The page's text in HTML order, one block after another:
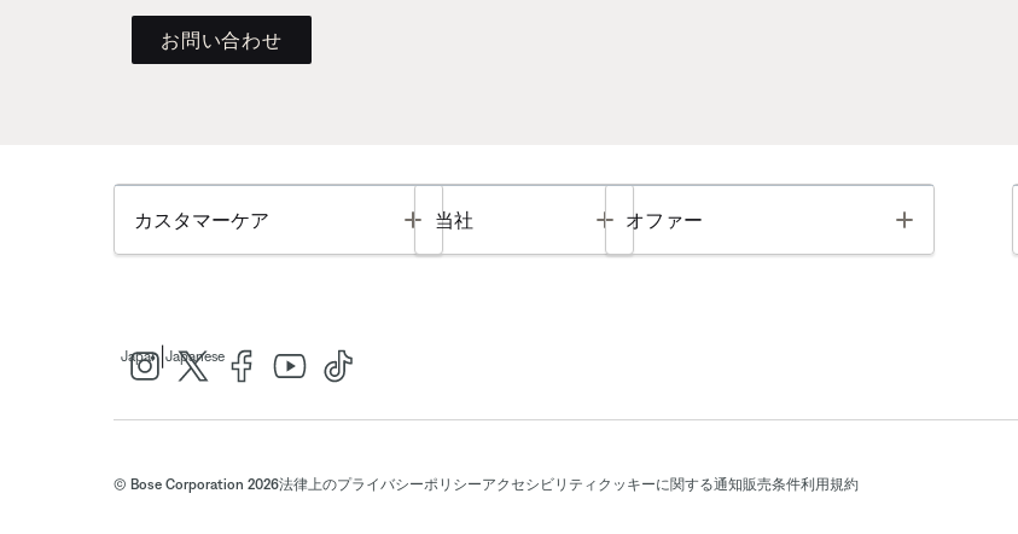
お問い合わせ
カスタマーケア Toggle
当社 Toggle
オファー Toggle
Japan Japanese
© Bose Corporation 2026法律上のプライバシーポリシーアクセシビリティ クッキーに関する通知販売条件利用規約